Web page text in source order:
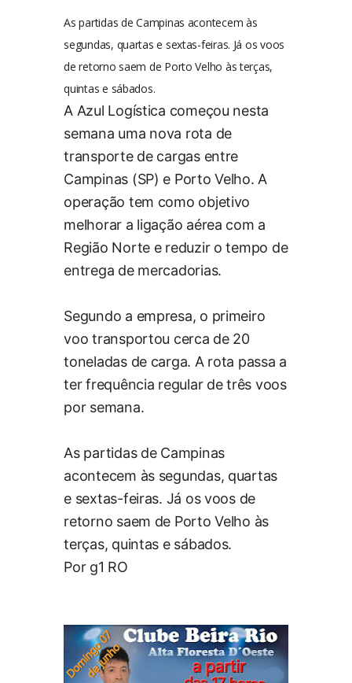
As partidas de Campinas acontecem às
segundas, quartas e sextas-feiras. Já os voos
de retorno saem de Porto Velho às terças,
quintas e sábados.
A Azul Logística começou nesta
semana uma nova rota de
transporte de cargas entre
Campinas (SP) e Porto Velho. A
operação tem como objetivo
melhorar a ligação aérea com a
Região Norte e reduzir o tempo de
entrega de mercadorias.
Segundo a empresa, o primeiro
voo transportou cerca de 20
toneladas de carga. A rota passa a
ter frequência regular de três voos
por semana.
As partidas de Campinas
acontecem às segundas, quartas
e sextas-feiras. Já os voos de
retorno saem de Porto Velho às
terças, quintas e sábados.
Por g1 RO